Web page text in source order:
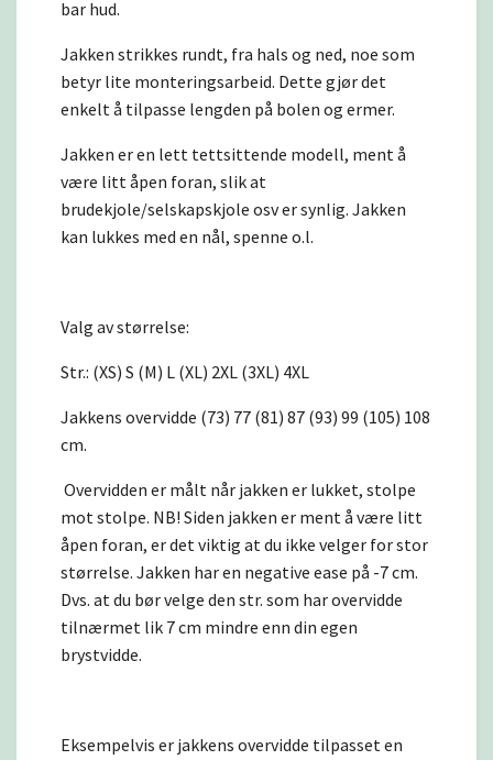
bar hud.
Jakken strikkes rundt, fra hals og ned, noe som
betyr lite monteringsarbeid. Dette gjør det
enkelt å tilpasse lengden på bolen og ermer.
Jakken er en lett tettsittende modell, ment å
være litt åpen foran, slik at
brudekjole/selskapskjole osv er synlig. Jakken
kan lukkes med en nål, spenne o.l.
Valg av størrelse:
Str.: (XS) S (M) L (XL) 2XL (3XL) 4XL
Jakkens overvidde (73) 77 (81) 87 (93) 99 (105) 108
cm.
Overvidden er målt når jakken er lukket, stolpe
mot stolpe. NB! Siden jakken er ment å være litt
åpen foran, er det viktig at du ikke velger for stor
størrelse. Jakken har en negative ease på -7 cm.
Dvs. at du bør velge den str. som har overvidde
tilnærmet lik 7 cm mindre enn din egen
brystvidde.
Eksempelvis er jakkens overvidde tilpasset en